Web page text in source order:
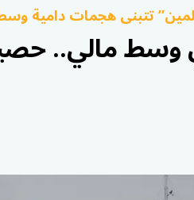
تتبنى هجمات دامية